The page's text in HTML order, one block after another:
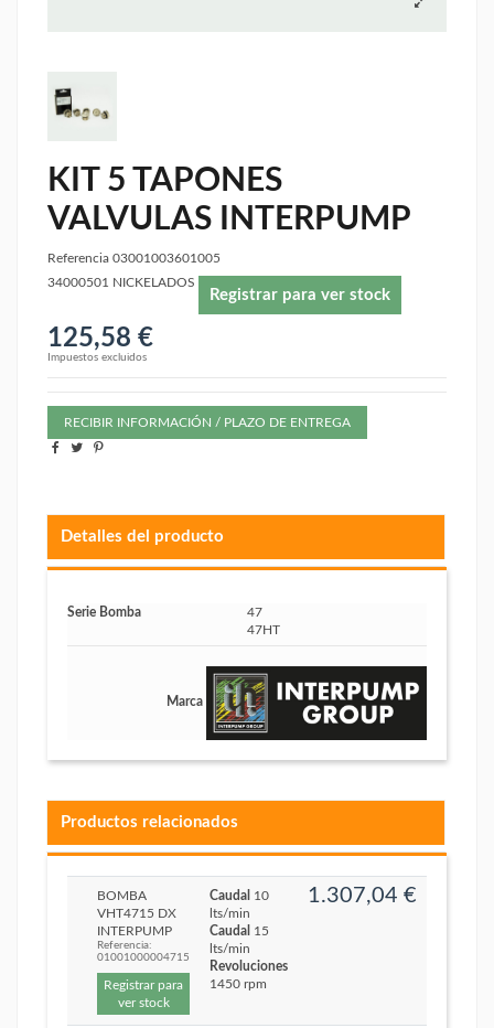
KIT 5 TAPONES
VALVULAS INTERPUMP
Referencia 03001003601005
34000501 NICKELADOS
Registrar para ver stock
125,58 €
Impuestos excluidos
RECIBIR INFORMACIÓN / PLAZO DE ENTREGA
Detalles del producto
Serie Bomba
47
47HT
Marca
Productos relacionados
BOMBA
VHT4715 DX
INTERPUMP
Referencia:
01001000004715
Registrar para
ver stock
Caudal 10
lts/min
Caudal 15
lts/min
Revoluciones
1450 rpm
1.307,04 €